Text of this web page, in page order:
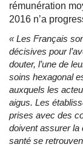
rémunération
2016 n’a
« Les Français
décisives pour
douter, l’une de
soins hexagonal
auxquels les
aigus. Les
prises avec des
doivent assurer la
santé se